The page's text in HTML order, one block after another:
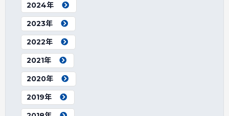
2024年
2023年
2022年
2021年
2020年
2019年